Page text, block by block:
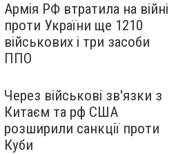
Армія РФ втратила на війні
проти України ще 1210
військових і три засоби
ППО
Через військові зв'язки з
Китаєм та рф США
розширили санкції проти
Куби